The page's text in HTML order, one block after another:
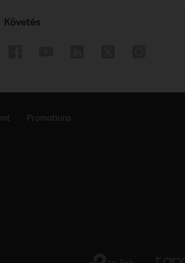
Követés
Promotions